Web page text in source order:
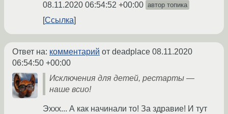
08.11.2020 06:54:52 +00:00 автор топика
Ссылка
Ответ на: комментарий от deadplace 08.11.2020
06:54:50 +00:00
Исключения для детей, рестарты —
наше всио!
Эххх... А как начинали то! За здравие! И тут